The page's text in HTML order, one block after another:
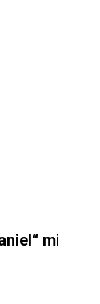
mit